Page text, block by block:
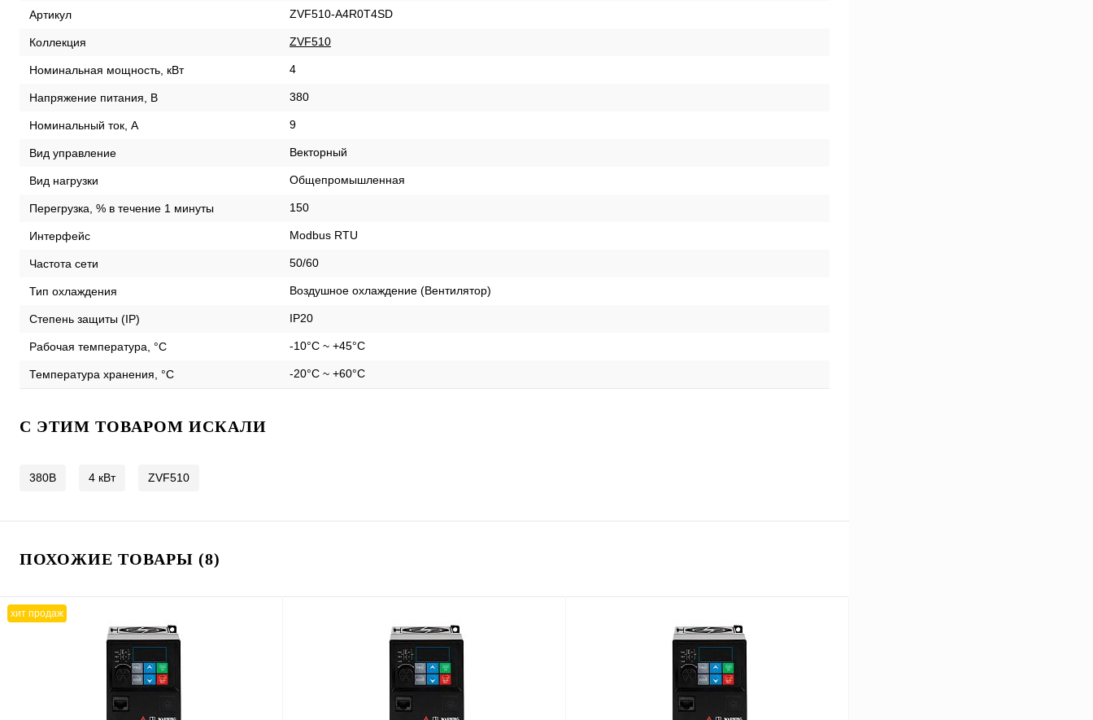
Артикул ZVF510-A4R0T4SD
Коллекция ZVF510
Номинальная мощность, кВт 4
Напряжение питания, В 380
Номинальный ток, А 9
Вид управление Векторный
Вид нагрузки Общепромышленная
Перегрузка, % в течение 1 минуты 150
Интерфейс Modbus RTU
Частота сети 50/60
Тип охлаждения Воздушное охлаждение (Вентилятор)
Степень защиты (IP) IP20
Рабочая температура, °С -10°C ~ +45°C
Температура хранения, °С -20°C ~ +60°C
C ЭТИМ ТОВАРОМ ИСКАЛИ
380В 4 кВт ZVF510
ПОХОЖИЕ ТОВАРЫ (8)
хит продаж